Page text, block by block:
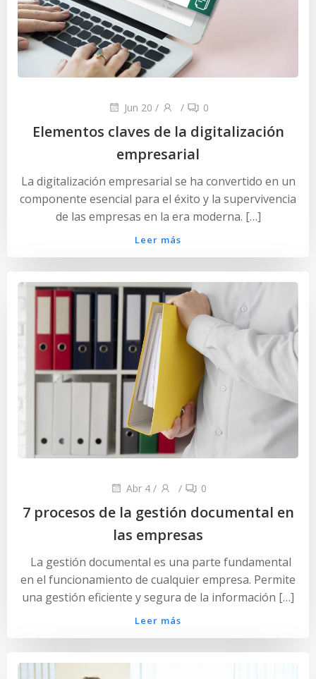
Jun 20 / / 0
Elementos claves de la digitalización
empresarial
La digitalización empresarial se ha convertido en un
componente esencial para el éxito y la supervivencia
de las empresas en la era moderna. […]
Leer más
Abr 4 / / 0
7 procesos de la gestión documental en
las empresas
La gestión documental es una parte fundamental
en el funcionamiento de cualquier empresa. Permite
una gestión eficiente y segura de la información […]
Leer más